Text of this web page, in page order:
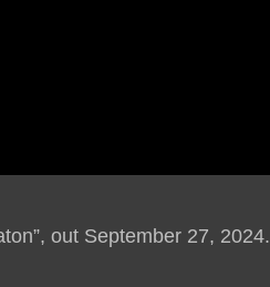
out September 27, 2024.